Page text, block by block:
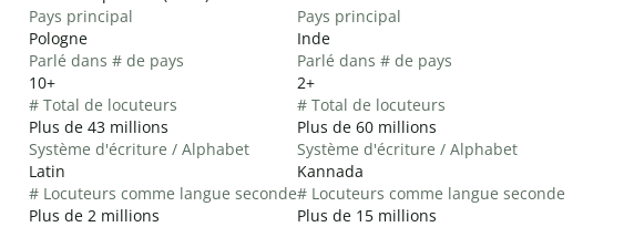
Pays principal
Pologne
Parlé dans # de pays
10+
# Total de locuteurs
Plus de 43 millions
Système d'écriture / Alphabet
Latin
# Locuteurs comme langue seconde
Plus de 2 millions
Pays principal
Inde
Parlé dans # de pays
2+
# Total de locuteurs
Plus de 60 millions
Système d'écriture / Alphabet
Kannada
# Locuteurs comme langue seconde
Plus de 15 millions